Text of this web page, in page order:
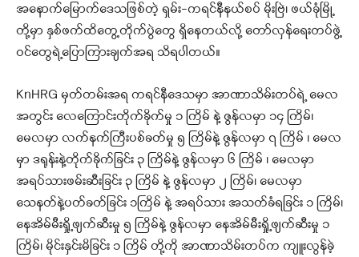
အနောက်မြောက်ဒေသဖြစ်တဲ့ ရှမ်း-ကရင်နီနယ်စပ် မိုးဗြဲ၊ ဖယ်ခုံမြို့
တို့မှာ နှစ်ဖက်ထိတွေ့တိုက်ပွဲတွေ ရှိနေတယ်လို့ တော်လှန်ရေးတပ်ဖွဲ့
ဝင်တွေရဲ့ပြောကြားချက်အရ သိရပါတယ်။
KnHRG မှတ်တမ်းအရ ကရင်နီဒေသမှာ အာဏာသိမ်းတပ်ရဲ့ မေလ
အတွင်း လေကြောင်းတိုက်ခိုက်မှု ၁ ကြိမ် နဲ့ ဇွန်လမှာ ၁၄ ကြိမ်၊
မေလမှာ လက်နက်ကြီးပစ်ခတ်မှု ၅ ကြိမ်နဲ့ ဇွန်လမှာ ၇ ကြိမ် ၊ မေလ
မှာ ဒရုန်းနဲ့တိုက်ခိုက်ခြင်း ၃ ကြိမ်နဲ့ ဇွန်လမှာ ၆ ကြိမ် ၊ မေလမှာ
အရပ်သားဖမ်းဆီးခြင်း ၃ ကြိမ် နဲ့ ဇွန်လမှာ ၂ ကြိမ်၊ မေလမှာ
သေနတ်နဲ့ပတ်ခတ်ခြင်း ၁ကြိမ် နဲ့ အရပ်သား အသတ်ခံရခြင်း ၁ ကြိမ်၊
နေအိမ်မီးရှို့ဖျက်ဆီးမှု ၅ ကြိမ်နဲ့ ဇွန်လမှာ နေအိမ်မီးရှို့ဖျက်ဆီးမှု ၁
ကြိမ်၊ မိုင်းနှင်းမိခြင်း ၁ ကြိမ် တို့ကို အာဏာသိမ်းတပ်က ကျူးလွန်ခဲ့